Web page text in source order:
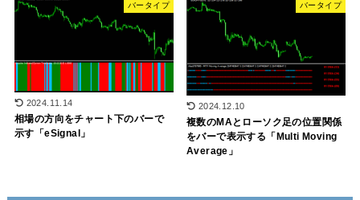
バータイプ
2024.11.14
相場の方向をチャート下のバーで
示す「eSignal」
バータイプ
2024.12.10
複数のMAとローソク足の位置関係
をバーで表示する「Multi Moving
Average」